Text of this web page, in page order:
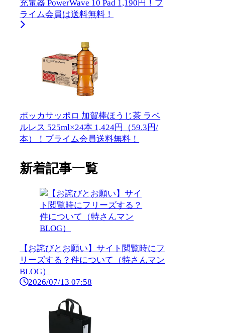
充電器 PowerWave 10 Pad 1,190円！プ
ライム会員は送料無料！
ポッカサッポロ 加賀棒ほうじ茶 ラベ
ルレス 525ml×24本 1,424円（59.3円/
本）！プライム会員送料無料！
新着記事一覧
【お詫びとお願い】サイト閲覧時にフ
リーズする？件について（特さんマン
BLOG）
2026/07/13 07:58